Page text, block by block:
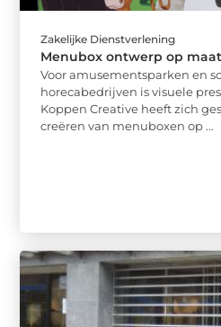
Zakelijke Dienstverlening
Menubox ontwerp op maat
Voor amusementsparken en
horecabedrijven is visuele
Koppen Creative heeft zich
creëren van menuboxen op ...